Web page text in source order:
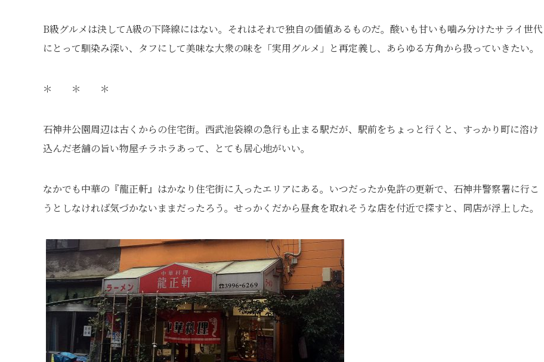
B級グルメは決してA級の下降線にはない。それはそれで独自の価値あるものだ。酸いも甘いも噛み分けたサライ世代
にとって馴染み深い、タフにして美味な大衆の味を「実用グルメ」と再定義し、あらゆる方角から扱っていきたい。
＊ ＊ ＊
石神井公園周辺は古くからの住宅街。西武池袋線の急行も止まる駅だが、駅前をちょっと行くと、すっかり町に溶け
込んだ老舗の旨い物屋チラホラあって、とても居心地がいい。
なかでも中華の『龍正軒』はかなり住宅街に入ったエリアにある。いつだったか免許の更新で、石神井警察署に行こ
うとしなければ気づかないままだったろう。せっかくだから昼食を取れそうな店を付近で探すと、同店が浮上した。